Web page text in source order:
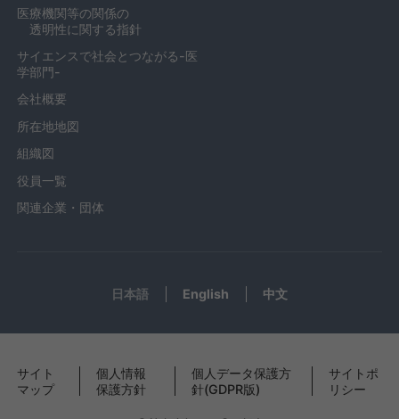
医療機関等の関係の
透明性に関する指針
サイエンスで社会とつながる-医
学部門-
会社概要
所在地地図
組織図
役員一覧
関連企業・団体
日本語 English 中文
サイト
マップ
個人情報
保護方針
個人データ保護方
針(GDPR版)
サイトポ
リシー